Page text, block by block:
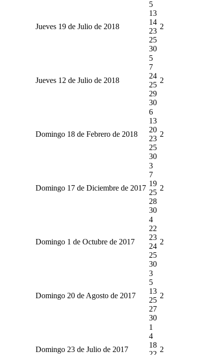
Jueves 19 de Julio de 2018
5
13
14
23
25
30
2
Jueves 12 de Julio de 2018
5
7
24
25
29
30
2
Domingo 18 de Febrero de 2018
6
13
20
23
25
30
2
Domingo 17 de Diciembre de 2017
3
7
19
25
28
30
2
Domingo 1 de Octubre de 2017
4
22
23
24
25
30
2
Domingo 20 de Agosto de 2017
3
5
13
25
27
30
2
Domingo 23 de Julio de 2017
1
4
18
2